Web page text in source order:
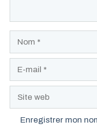
Site
Enregistrer mon